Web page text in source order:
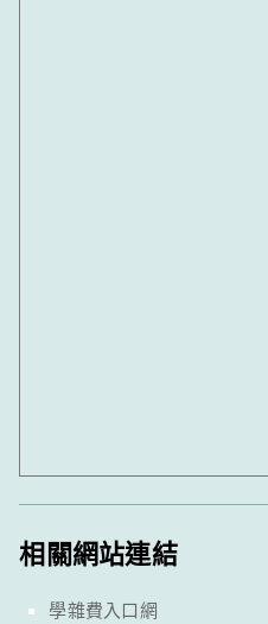
相關網站連結
學雜費入口網